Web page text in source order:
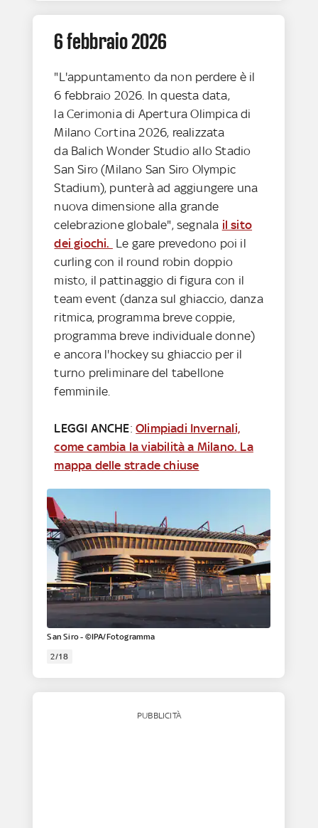
6 febbraio 2026
"L'appuntamento da non perdere è il
6 febbraio 2026. In questa data,
la Cerimonia di Apertura Olimpica di
Milano Cortina 2026, realizzata
da Balich Wonder Studio allo Stadio
San Siro (Milano San Siro Olympic
Stadium), punterà ad aggiungere una
nuova dimensione alla grande
celebrazione globale", segnala il sito
dei giochi. Le gare prevedono poi il
curling con il round robin doppio
misto, il pattinaggio di figura con il
team event (danza sul ghiaccio, danza
ritmica, programma breve coppie,
programma breve individuale donne)
e ancora l'hockey su ghiaccio per il
turno preliminare del tabellone
femminile.
LEGGI ANCHE:Olimpiadi Invernali,
come cambia la viabilità a Milano. La
mappa delle strade chiuse
San Siro - ©IPA/Fotogramma
2/18
PUBBLICITÀ